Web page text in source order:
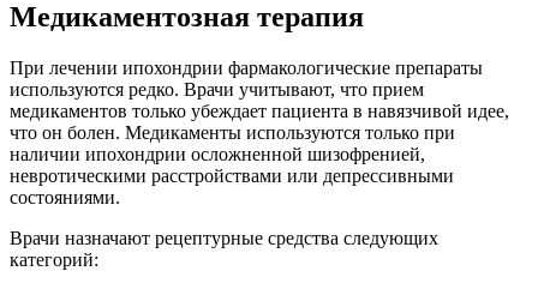
Медикаментозная терапия
При лечении ипохондрии фармакологические препараты
используются редко. Врачи учитывают, что прием
медикаментов только убеждает пациента в навязчивой идее,
что он болен. Медикаменты используются только при
наличии ипохондрии осложненной шизофренией,
невротическими расстройствами или депрессивными
состояниями.
Врачи назначают рецептурные средства следующих
категорий: